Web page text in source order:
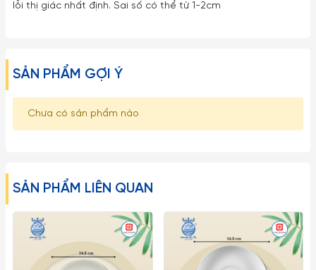
lỗi thị giác nhất định. Sai số có thể từ 1-2cm
SẢN PHẨM GỢI Ý
Chưa có sản phẩm nào
SẢN PHẨM LIÊN QUAN